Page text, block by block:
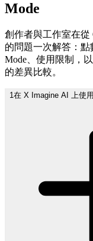
Mode
創作者與工作室在從
的問題一次解答：點
Mode、使用限制，
的差異比較。
1在 X Imagine AI 上使